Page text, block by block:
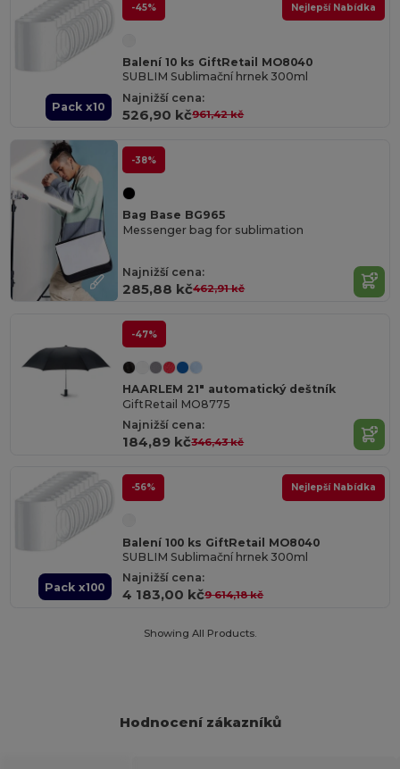
Pack x10
-45% Nejlepší Nabídka
Balení 10 ks GiftRetail MO8040
SUBLIM Sublimační hrnek 300ml
Najnižší cena:
526,90 kč961,42 kč
-38%
Bag Base BG965
Messenger bag for sublimation
Najnižší cena:
285,88 kč462,91 kč
-47%
HAARLEM 21" automatický deštník
GiftRetail MO8775
Najnižší cena:
184,89 kč346,43 kč
Pack x100
-56% Nejlepší Nabídka
Balení 100 ks GiftRetail MO8040
SUBLIM Sublimační hrnek 300ml
Najnižší cena:
4 183,00 kč9 614,18 kč
Showing All Products.
Hodnocení zákazníků